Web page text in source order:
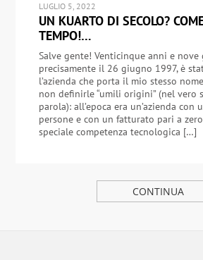
LUGLIO 5, 2022
UN KUARTO DI SECOLO?
TEMPO!…
Salve gente! Venticinque anni e nove
precisamente il 26 giugno 1997, è
l’azienda che porta il mio stesso
non definirle “umili origini” (nel vero
parola): all’epoca era un’azienda con
persone e con un fatturato pari a
speciale competenza tecnologica […]
CONTINUA